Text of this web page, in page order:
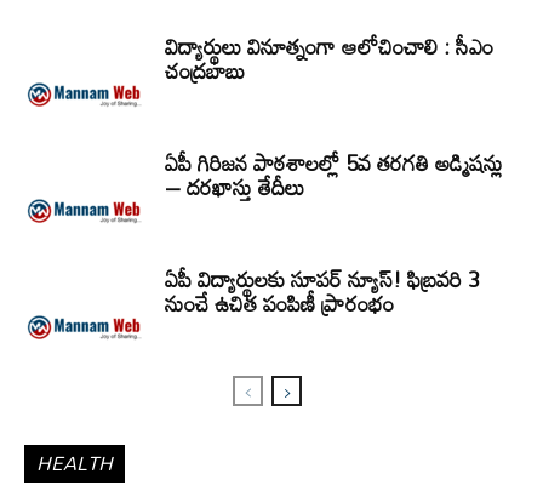
విద్యార్థులు వినూత్నంగా ఆలోచించాలి : సీఎం
చంద్రబాబు
ఏపీ గిరిజన పాఠశాలల్లో 5వ తరగతి అడ్మిషన్లు
– దరఖాస్తు తేదీలు
ఏపీ విద్యార్థులకు సూపర్ న్యూస్! ఫిబ్రవరి 3
నుంచే ఉచిత పంపిణీ ప్రారంభం
HEALTH